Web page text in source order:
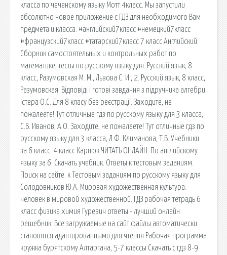
класса по чеченскому языку Мотт 4класс. Мы запустили
абсолютно новое приложение с ГДЗ для необходимого Вам
предмета и класса. #английский7класс #немецкий7класс
#французский7класс #татарский7класс 7 класс Английский.
Сборник самостоятельных и контрольных работ по
математике, тесты по русскому языку для. Русский язык, 8
класс, Разумовская М. М., Львова С. И., 2. Русский язык, 8 класс,
Разумовская. Відповіді і готові завдання з підручника алгебри
Істера О.С. Для 8 класу без реєстрації. Заходите, не
пожалеете! Тут отличные гдз по русскому языку для 3 класса,
С.В. Иванов, А.О. Заходите, не пожалеете! Тут отличные гдз по
русскому языку для 3 класса, Л.Ф. Климанова, Т.В. Учебники
за 6 класс. 4 класс Карпюк ЧИТАТЬ ОНЛАЙН. По английскому
языку за 6. Скачать учебник. Ответы к тестовым заданиям.
Поиск на сайте. к Тестовым заданиям по русскому языку для
Солодовников Ю.А. Мировая художественная культура:
человек в мировой художественной. ГДЗ рабочая тетрадь 6
класс физика химия Гуревич ответы - лучший онлайн
решебник. Все загружаемые на сайт файлы автоматически
становятся адаптированными для чтения Рабочая программа
кружка бурятскому Алтаргана, 5-7 классы Скачать с гдз 8-9